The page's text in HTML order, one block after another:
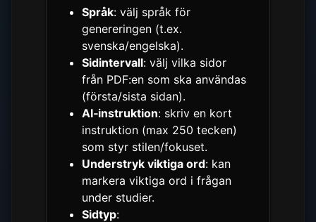
Språk: välj språk för
genereringen (t.ex.
svenska/engelska).
Sidintervall: välj vilka sidor
från PDF:en som ska användas
(första/sista sidan).
AI‑instruktion: skriv en kort
instruktion (max 250 tecken)
som styr stilen/fokuset.
Understryk viktiga ord: kan
markera viktiga ord i frågan
under studier.
Sidtyp: